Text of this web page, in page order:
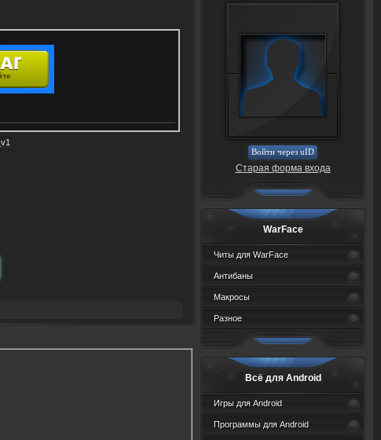
Войти через uID
Старая форма входа
WarFace
Читы для WarFace
Антибаны
Макросы
Разное
Всё для Android
Игры для Android
Программы для Android